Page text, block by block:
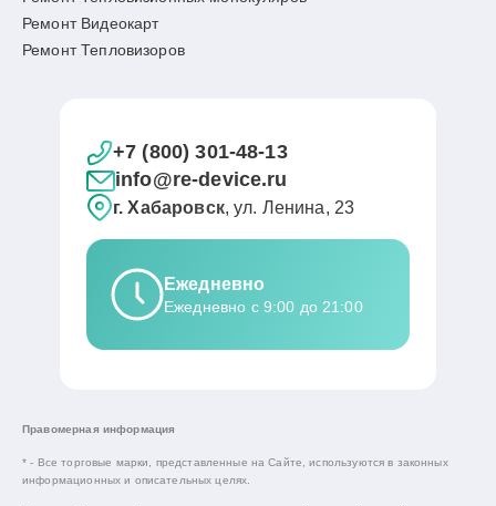
Ремонт Видеокарт
Ремонт Тепловизоров
+7 (800) 301-48-13
info@re-device.ru
г. Хабаровск, ул. Ленина, 23
Ежедневно
Ежедневно с 9:00 до 21:00
Правомерная информация
* - Все торговые марки, представленные на Сайте, используются в законных
информационных и описательных целях.